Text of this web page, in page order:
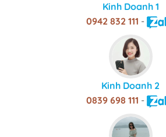
Kinh Doanh 1
0942 832 111 -
Kinh Doanh 2
0839 698 111 -